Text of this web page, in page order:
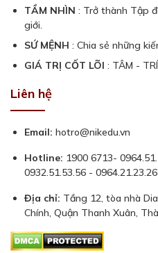
TẦM NHÌN : Trở thành Tập
giới.
SỨ MỆNH : Chia sẻ những
GIÁ TRỊ CỐT LÕI : TÂM -
Liên hệ
Email: hotro@nikedu.vn
Hotline: 1900 6713-
0932.51.53.56 -
Địa chỉ: Tầng 12, tòa nhà
Chính, Quận Thanh Xuân,